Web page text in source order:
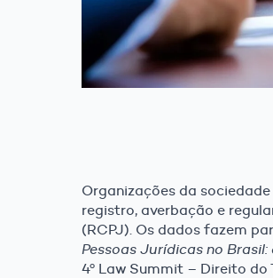
Organizações da
registro, averbação e
(RCPJ). Os dados fazem
Pessoas Jurídicas no
4º Law Summit – Direito do